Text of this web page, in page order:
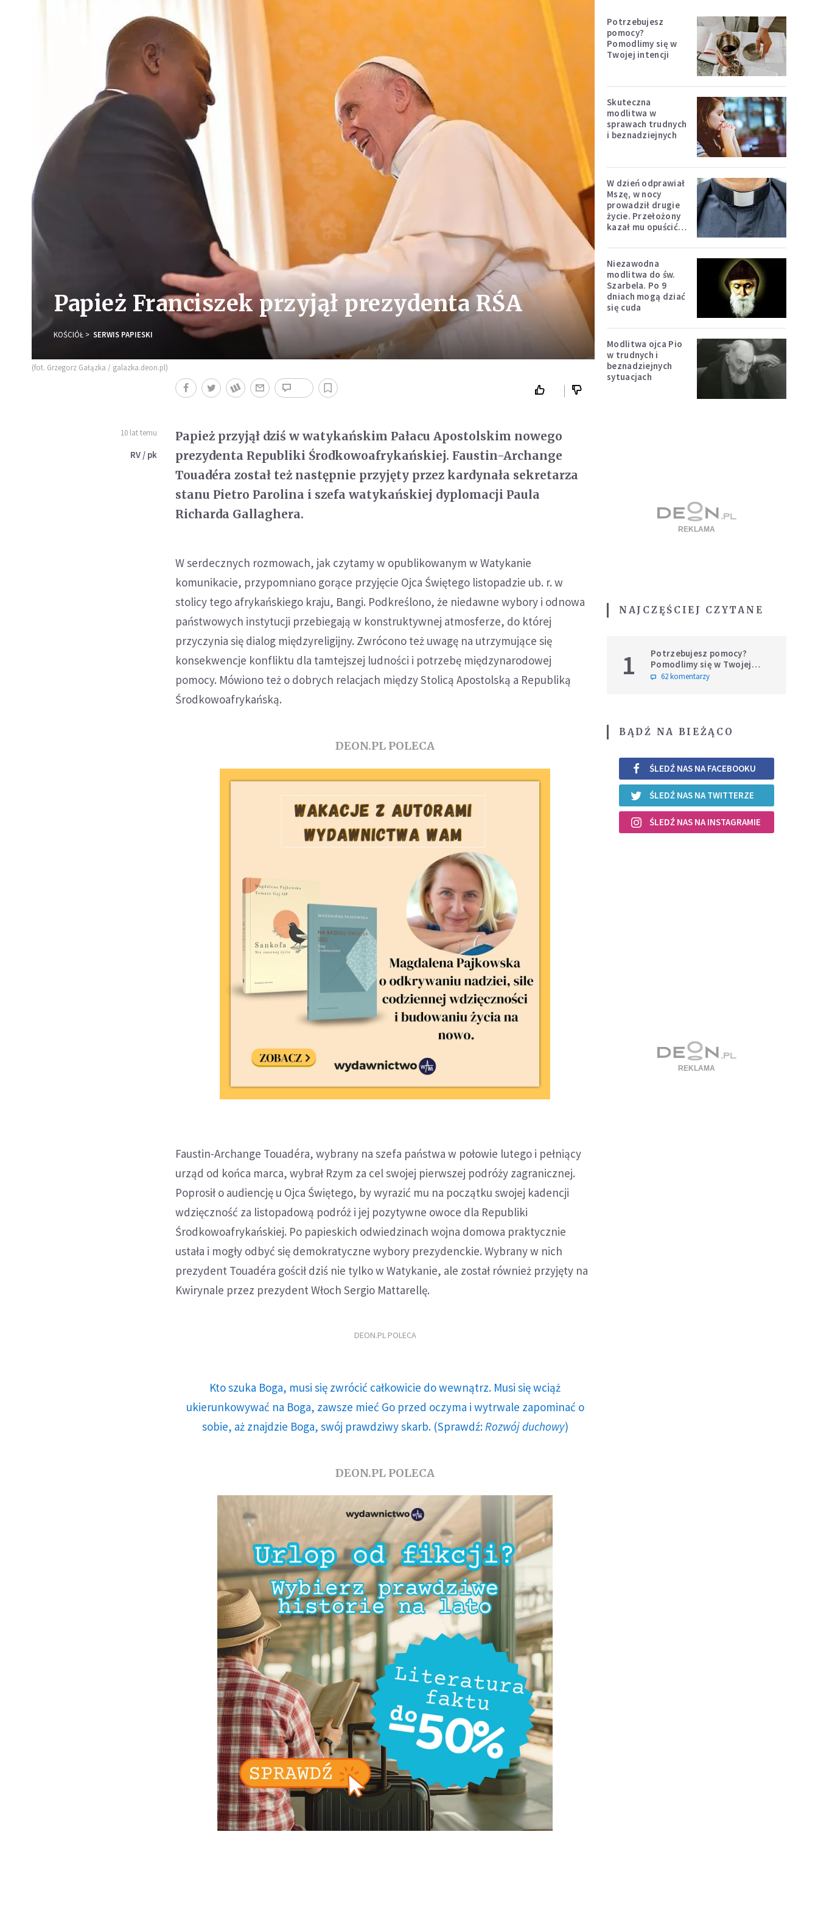
Papież Franciszek przyjął prezydenta RŚA
KOŚCIÓŁ SERWIS PAPIESKI
(fot. Grzegorz Gałązka / galazka.deon.pl)
10 lat temu
RV / pk
Papież przyjął dziś w watykańskim Pałacu Apostolskim nowego
prezydenta Republiki Środkowoafrykańskiej. Faustin-Archange
Touadéra został też następnie przyjęty przez kardynała sekretarza
stanu Pietro Parolina i szefa watykańskiej dyplomacji Paula
Richarda Gallaghera.
W serdecznych rozmowach, jak czytamy w opublikowanym w Watykanie
komunikacie, przypomniano gorące przyjęcie Ojca Świętego listopadzie ub. r. w
stolicy tego afrykańskiego kraju, Bangi. Podkreślono, że niedawne wybory i odnowa
państwowych instytucji przebiegają w konstruktywnej atmosferze, do której
przyczynia się dialog międzyreligijny. Zwrócono też uwagę na utrzymujące się
konsekwencje konfliktu dla tamtejszej ludności i potrzebę międzynarodowej
pomocy. Mówiono też o dobrych relacjach między Stolicą Apostolską a Republiką
Środkowoafrykańską.
DEON.PL POLECA
Faustin-Archange Touadéra, wybrany na szefa państwa w połowie lutego i pełniący
urząd od końca marca, wybrał Rzym za cel swojej pierwszej podróży zagranicznej.
Poprosił o audiencję u Ojca Świętego, by wyrazić mu na początku swojej kadencji
wdzięczność za listopadową podróż i jej pozytywne owoce dla Republiki
Środkowoafrykańskiej. Po papieskich odwiedzinach wojna domowa praktycznie
ustała i mogły odbyć się demokratyczne wybory prezydenckie. Wybrany w nich
prezydent Touadéra gościł dziś nie tylko w Watykanie, ale został również przyjęty na
Kwirynale przez prezydent Włoch Sergio Mattarellę.
DEON.PL POLECA
Kto szuka Boga, musi się zwrócić całkowicie do wewnątrz. Musi się wciąż
ukierunkowywać na Boga, zawsze mieć Go przed oczyma i wytrwale zapominać o
sobie, aż znajdzie Boga, swój prawdziwy skarb. (Sprawdź: Rozwój duchowy)
DEON.PL POLECA
Potrzebujesz
pomocy?
Pomodlimy się w
Twojej intencji
Skuteczna
modlitwa w
sprawach trudnych
i beznadziejnych
W dzień odprawiał
Mszę, w nocy
prowadził drugie
życie. Przełożony
kazał mu opuścić
Niezawodna
modlitwa do św.
Szarbela. Po 9
dniach mogą dziać
się cuda
Modlitwa ojca Pio
w trudnych i
beznadziejnych
sytuacjach
NAJCZĘŚCIEJ CZYTANE
1
Potrzebujesz pomocy?
Pomodlimy się w Twojej
intencji
62 komentarzy
BĄDŹ NA BIEŻĄCO
ŚLEDŹ NAS NA FACEBOOKU
ŚLEDŹ NAS NA TWITTERZE
ŚLEDŹ NAS NA INSTAGRAMIE